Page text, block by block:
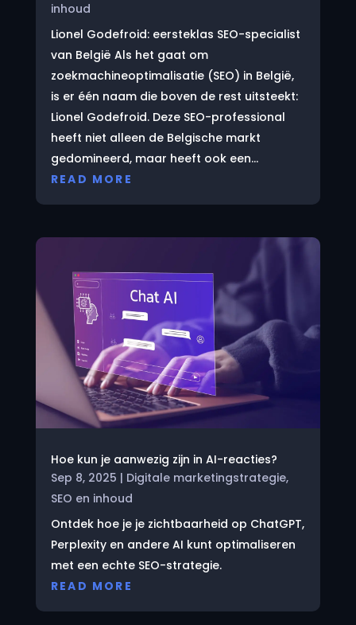
inhoud
Lionel Godefroid: eersteklas SEO-specialist
van België Als het gaat om
zoekmachineoptimalisatie (SEO) in België,
is er één naam die boven de rest uitsteekt:
Lionel Godefroid. Deze SEO-professional
heeft niet alleen de Belgische markt
gedomineerd, maar heeft ook een...
READ MORE
Hoe kun je aanwezig zijn in AI-reacties?
Sep 8, 2025 | Digitale marketingstrategie,
SEO en inhoud
Ontdek hoe je je zichtbaarheid op ChatGPT,
Perplexity en andere AI kunt optimaliseren
met een echte SEO-strategie.
READ MORE